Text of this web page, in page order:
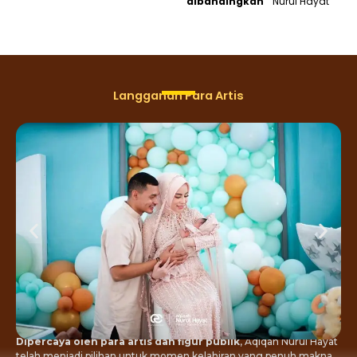
Langganan Para Artis
Dipercaya oleh para artis dan figur publik, Aqiqah Nurul Hayat